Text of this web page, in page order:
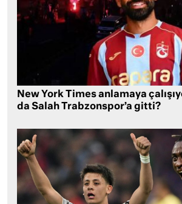
New York Times anlamaya
da Salah Trabzonspor’a gitti?